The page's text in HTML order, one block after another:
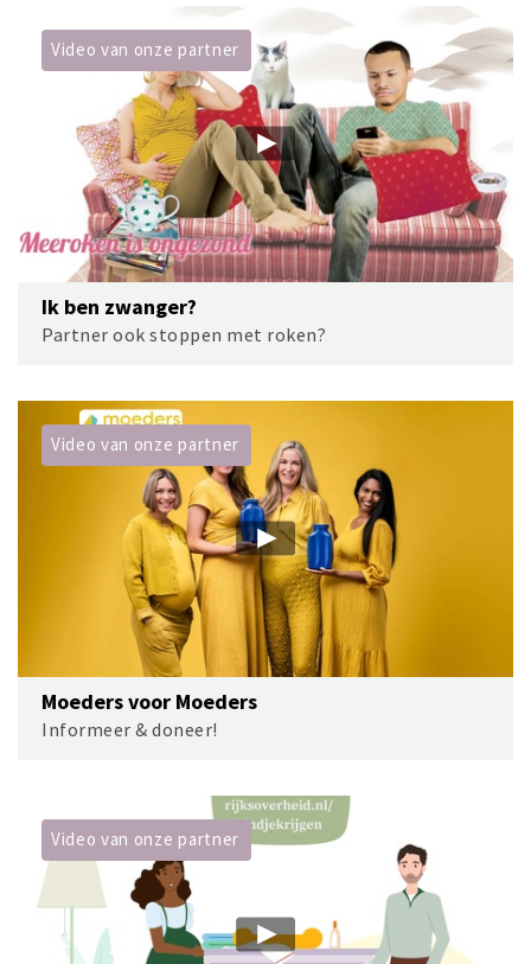
Video van onze partner
Ik ben zwanger?
Partner ook stoppen met roken?
Video van onze partner
Moeders voor Moeders
Informeer & doneer!
Video van onze partner